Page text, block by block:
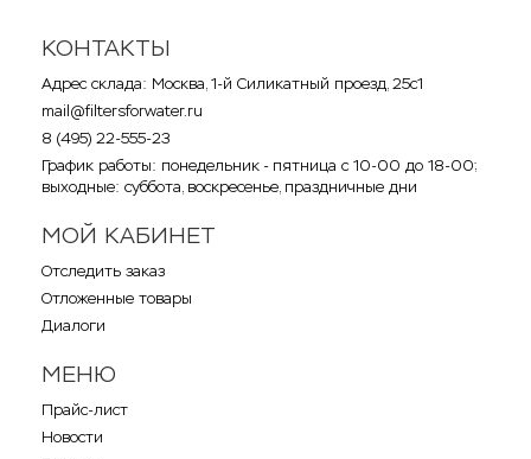
КОНТАКТЫ
Адрес склада: Москва, 1-й Силикатный проезд, 25с1
mail@filtersforwater.ru
8 (495) 22-555-23
График работы: понедельник - пятница с 10-00 до 18-00;
выходные: суббота, воскресенье, праздничные дни
МОЙ КАБИНЕТ
Отследить заказ
Отложенные товары
Диалоги
МЕНЮ
Прайс-лист
Новости